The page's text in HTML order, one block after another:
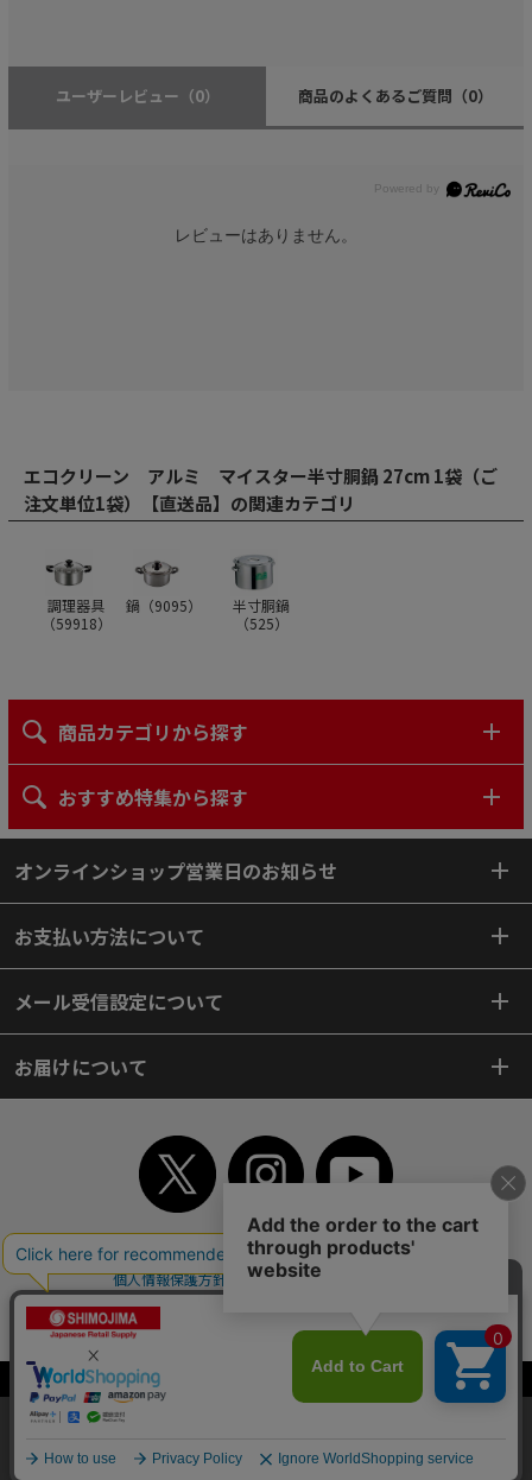
当サイトはクッキー（Cookie）を使用しています。Cookieの使用に同意いた
だける場合は「OK」をクリックしてください。
OK
ユーザーレビュー （0） 商品のよくあるご質問 （0）
レビューはありません。
エコクリーン アルミ マイスター半寸胴鍋 27cm 1袋（ご
注文単位1袋）【直送品】の関連カテゴリ
調理器具
（59918）
鍋（9095）
半寸胴鍋
（525）
商品カテゴリから探す
おすすめ特集から探す
オンラインショップ営業日のお知らせ
お支払い方法について
メール受信設定について
お届けについて
TOP 初めてご利用のお客様へ ご利用案内
ご利用規約
個人情報保護方針
特定商取引法
よくあるご質問
サイトマップ
WEBカタログ 英語版TOP
Copyright© 2018 SHIMOJIMA Co.,Ltd. All Rights Reserved.